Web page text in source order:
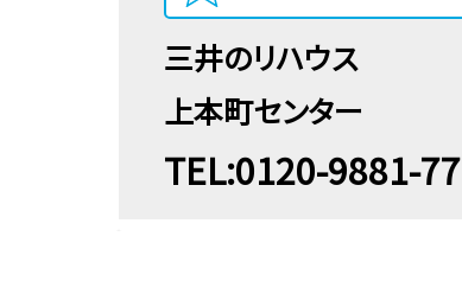
三井のリハウス
上本町センター
TEL:0120-9881-77